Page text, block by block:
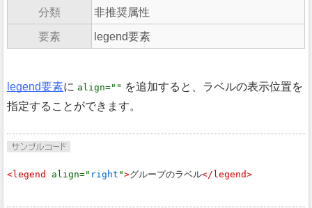
分類 非推奨属性
要素 legend要素
legend要素に align="" を追加すると、ラベルの表示位置を
指定することができます。
<legend align=" right ">グループのラベル</legend>